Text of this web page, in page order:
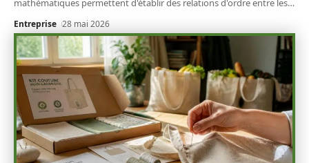
mathématiques permettent d'établir des relations d'ordre entre les…
Entreprise 28 mai 2026